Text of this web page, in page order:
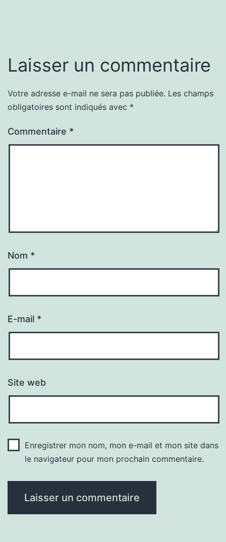
Laisser un commentaire
Votre adresse e-mail ne sera pas publiée. Les champs
obligatoires sont indiqués avec *
Commentaire *
Nom *
E-mail *
Site web
Enregistrer mon nom, mon e-mail et mon site dans
le navigateur pour mon prochain commentaire.